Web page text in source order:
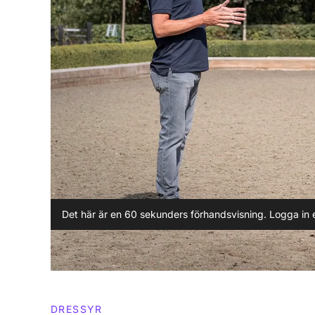
Det här är en 60 sekunders förhandsvisning. Logga
DRESSYR